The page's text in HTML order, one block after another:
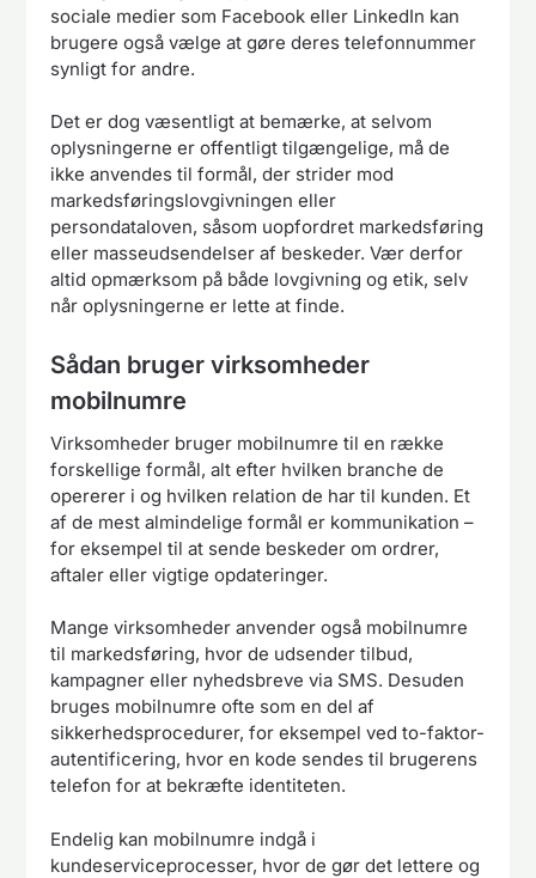
sociale medier som Facebook eller LinkedIn kan
brugere også vælge at gøre deres telefonnummer
synligt for andre.
Det er dog væsentligt at bemærke, at selvom
oplysningerne er offentligt tilgængelige, må de
ikke anvendes til formål, der strider mod
markedsføringslovgivningen eller
persondataloven, såsom uopfordret markedsføring
eller masseudsendelser af beskeder. Vær derfor
altid opmærksom på både lovgivning og etik, selv
når oplysningerne er lette at finde.
Sådan bruger virksomheder
mobilnumre
Virksomheder bruger mobilnumre til en række
forskellige formål, alt efter hvilken branche de
opererer i og hvilken relation de har til kunden. Et
af de mest almindelige formål er kommunikation –
for eksempel til at sende beskeder om ordrer,
aftaler eller vigtige opdateringer.
Mange virksomheder anvender også mobilnumre
til markedsføring, hvor de udsender tilbud,
kampagner eller nyhedsbreve via SMS. Desuden
bruges mobilnumre ofte som en del af
sikkerhedsprocedurer, for eksempel ved to-faktor-
autentificering, hvor en kode sendes til brugerens
telefon for at bekræfte identiteten.
Endelig kan mobilnumre indgå i
kundeserviceprocesser, hvor de gør det lettere og